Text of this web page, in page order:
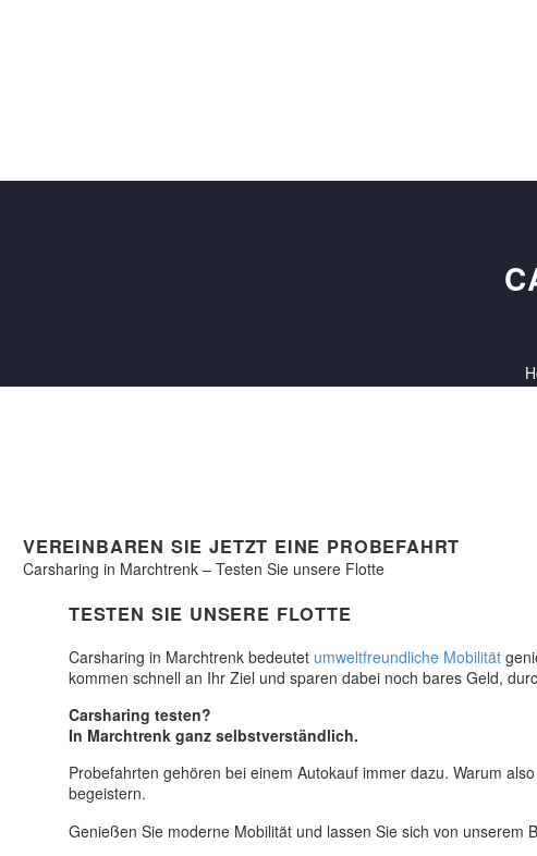
VEREINBAREN SIE JETZT EINE PROBEFAHRT
Carsharing in Marchtrenk – Testen Sie unsere Flotte
TESTEN SIE UNSERE FLOTTE
Carsharing in Marchtrenk bedeutet umweltfreundliche Mobilität
kommen schnell an Ihr Ziel und sparen dabei noch bares Geld,
Carsharing testen?
In Marchtrenk ganz selbstverständlich.
Probefahrten gehören bei einem Autokauf immer dazu. Warum
begeistern.
Genießen Sie moderne Mobilität und lassen Sie sich von unserem